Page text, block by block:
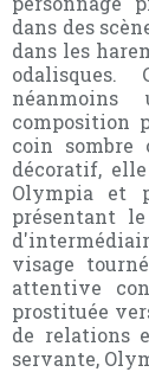
dans des
dans les
composition
coin sombre
décoratif,
Olympia et
présentant
visage
attentive
prostituée
de relations
servante,